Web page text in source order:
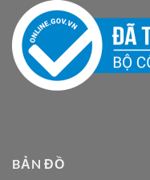
BẢN ĐỒ